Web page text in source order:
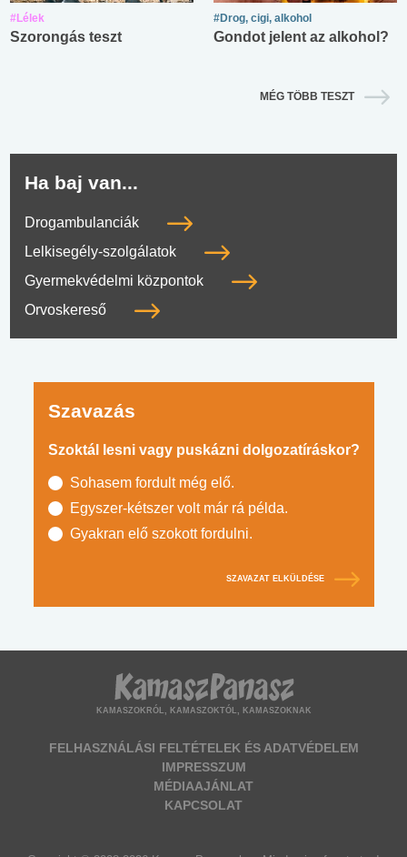
#Lélek
Szorongás teszt
#Drog, cigi, alkohol
Gondot jelent az alkohol?
MÉG TÖBB TESZT
Ha baj van...
Drogambulanciák
Lelkisegély-szolgálatok
Gyermekvédelmi központok
Orvoskereső
Szavazás
Szoktál lesni vagy puskázni dolgozatíráskor?
Sohasem fordult még elő.
Egyszer-kétszer volt már rá példa.
Gyakran elő szokott fordulni.
SZAVAZAT ELKÜLDÉSE
KAMASZOKRÓL, KAMASZOKTÓL, KAMASZOKNAK
FELHASZNÁLÁSI FELTÉTELEK ÉS ADATVÉDELEM
IMPRESSZUM
MÉDIAAJÁNLAT
KAPCSOLAT